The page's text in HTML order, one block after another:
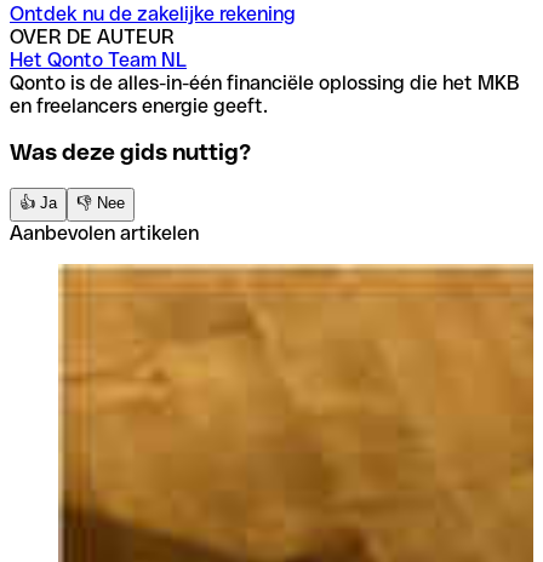
Ontdek nu de zakelijke rekening
OVER DE AUTEUR
Het Qonto Team NL
Qonto is de alles-in-één financiële oplossing die het MKB
en freelancers energie geeft.
Was deze gids nuttig?
👍 Ja 👎 Nee
Aanbevolen artikelen